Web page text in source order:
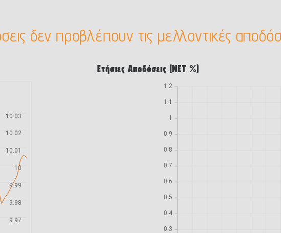
δεν προβλέπουν τις μελλοντικές
9.97
9.98
9.99
10
10.01
10.02
10.03
Ετήσιες Αποδόσεις (ΝΕΤ %)
0.3
0.4
0.5
0.6
0.7
0.8
0.9
1
1.1
1.2